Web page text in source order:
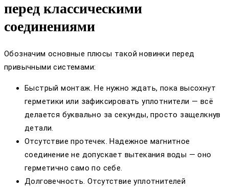
перед классическими
соединениями
Обозначим основные плюсы такой новинки перед
привычными системами:
Быстрый монтаж. Не нужно ждать, пока высохнут
герметики или зафиксировать уплотнители — всё
делается буквально за секунды, просто защелкнув
детали.
Отсутствие протечек. Надежное магнитное
соединение не допускает вытекания воды — оно
герметично само по себе.
Долговечность. Отсутствие уплотнителей